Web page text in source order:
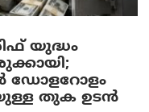
യുദ്ധം
ഡോളറോളം
തുക ഉടന്‍